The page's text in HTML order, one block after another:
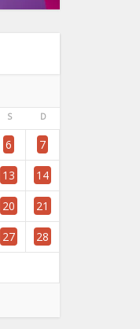
S D
6 7
13 14
20 21
27 28